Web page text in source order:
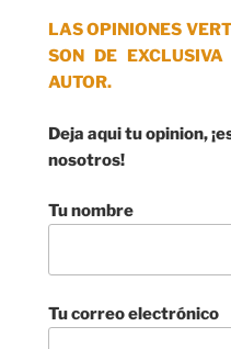
LAS OPINIONES
SON DE
AUTOR.
Deja aqui tu opinion,
nosotros!
Tu nombre
Tu correo electrónico